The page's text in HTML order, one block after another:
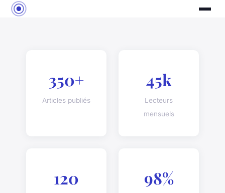
350+
Articles publiés
45k
Lecteurs
mensuels
120 98%